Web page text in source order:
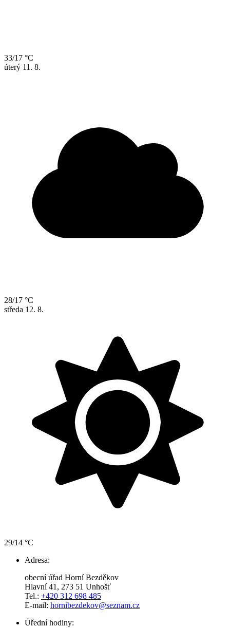
33/17 °C
úterý 11. 8.
28/17 °C
středa 12. 8.
29/14 °C
Adresa:
obecní úřad Horní Bezděkov
Hlavní 41, 273 51 Unhošť
Tel.: +420 312 698 485
E-mail: hornibezdekov@seznam.cz
Úřední hodiny: